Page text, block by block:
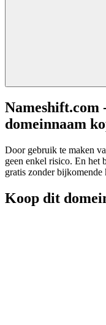
Nameshift.com
domeinnaam
Door gebruik te maken
geen enkel risico. En het
gratis zonder bijkomende
Koop dit